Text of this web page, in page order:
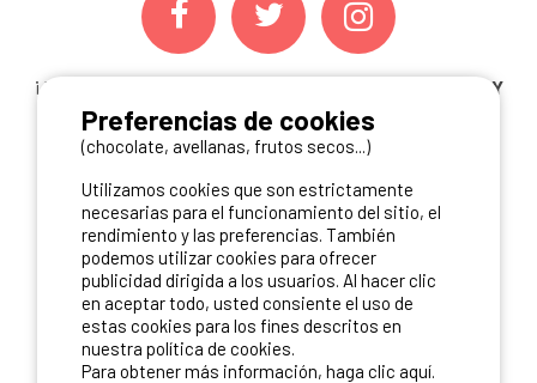
¡ Y NO TE PIERDAS NUESTRAS
OFERTAS, CONCURSOS Y
NOVEDADESINSCRIBIÉNDOTE A NUESTRA
NEWSLETTER!
ME INSCRIBO
NUESTROS PARTNERS
Preferencias de cookies
(chocolate, avellanas, frutos secos...)
Utilizamos cookies que son estrictamente
necesarias para el funcionamiento del sitio, el
rendimiento y las preferencias. También
podemos utilizar cookies para ofrecer
publicidad dirigida a los usuarios. Al hacer clic
en aceptar todo, usted consiente el uso de
estas cookies para los fines descritos en
nuestra política de cookies.
Para obtener más información, haga clic aquí.